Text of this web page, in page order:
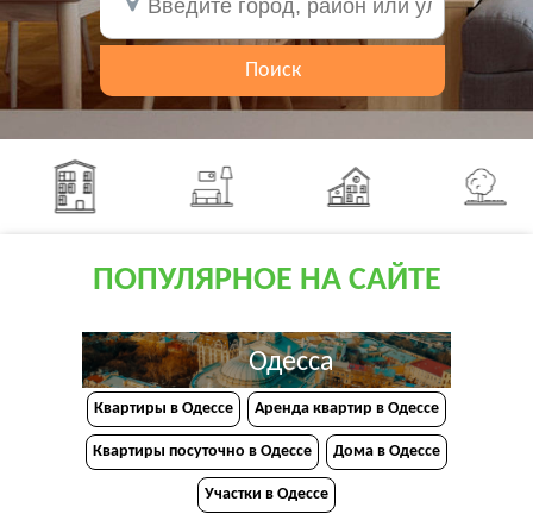
Поиск
ПОПУЛЯРНОЕ НА САЙТЕ
Одесса
Квартиры в Одессе Аренда квартир в Одессе
Квартиры посуточно в Одессе Дома в Одессе
Участки в Одессе